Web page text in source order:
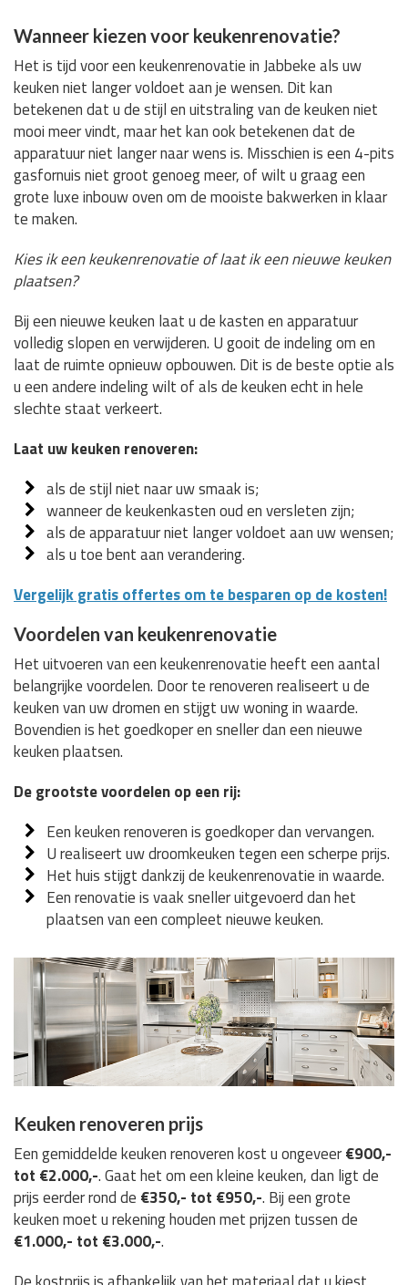
Wanneer kiezen voor keukenrenovatie?
Het is tijd voor een keukenrenovatie in Jabbeke als uw
keuken niet langer voldoet aan je wensen. Dit kan
betekenen dat u de stijl en uitstraling van de keuken niet
mooi meer vindt, maar het kan ook betekenen dat de
apparatuur niet langer naar wens is. Misschien is een 4-pits
gasfornuis niet groot genoeg meer, of wilt u graag een
grote luxe inbouw oven om de mooiste bakwerken in klaar
te maken.
Kies ik een keukenrenovatie of laat ik een nieuwe keuken
plaatsen?
Bij een nieuwe keuken laat u de kasten en apparatuur
volledig slopen en verwijderen. U gooit de indeling om en
laat de ruimte opnieuw opbouwen. Dit is de beste optie als
u een andere indeling wilt of als de keuken echt in hele
slechte staat verkeert.
Laat uw keuken renoveren:
als de stijl niet naar uw smaak is;
wanneer de keukenkasten oud en versleten zijn;
als de apparatuur niet langer voldoet aan uw wensen;
als u toe bent aan verandering.
Vergelijk gratis offertes om te besparen op de kosten!
Voordelen van keukenrenovatie
Het uitvoeren van een keukenrenovatie heeft een aantal
belangrijke voordelen. Door te renoveren realiseert u de
keuken van uw dromen en stijgt uw woning in waarde.
Bovendien is het goedkoper en sneller dan een nieuwe
keuken plaatsen.
De grootste voordelen op een rij:
Een keuken renoveren is goedkoper dan vervangen.
U realiseert uw droomkeuken tegen een scherpe prijs.
Het huis stijgt dankzij de keukenrenovatie in waarde.
Een renovatie is vaak sneller uitgevoerd dan het
plaatsen van een compleet nieuwe keuken.
Keuken renoveren prijs
Een gemiddelde keuken renoveren kost u ongeveer€900,-
tot €2.000,-. Gaat het om een kleine keuken, dan ligt de
prijs eerder rond de €350,- tot €950,-. Bij een grote
keuken moet u rekening houden met prijzen tussen de
€1.000,- tot €3.000,-.